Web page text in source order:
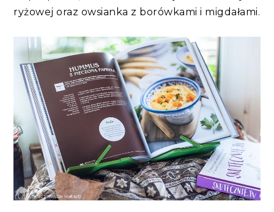
ryżowej oraz owsianka z borówkami i migdałami.